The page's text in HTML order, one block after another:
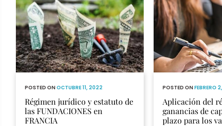
POSTED ONOCTUBRE 11, 2022
Régimen jurídico y estatuto de
las FUNDACIONES en
FRANCIA
POSTED ONFEBRERO
Aplicación del
ganancias de
plazo para los